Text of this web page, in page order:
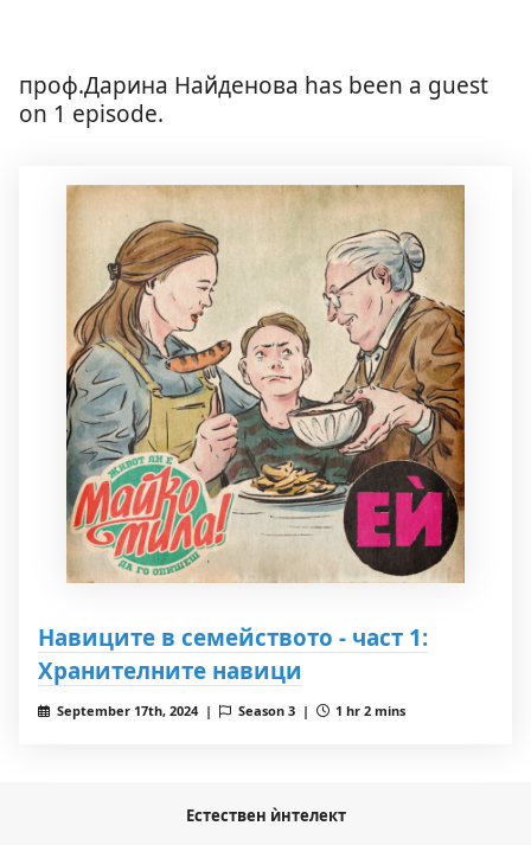
проф.Дарина Найденова has been a guest
on 1 episode.
Навиците в семейството - част 1:
Хранителните навици
September 17th, 2024 | Season 3 | 1 hr 2 mins
Естествен ѝнтелект